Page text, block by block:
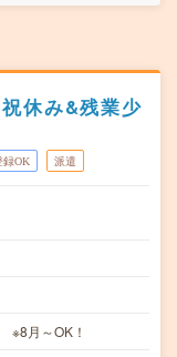
休み&残業少
録OK 派遣
月～OK！